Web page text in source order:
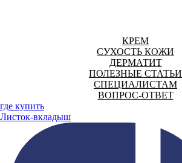
КРЕМ
СУХОСТЬ КОЖИ
ДЕРМАТИТ
ПОЛЕЗНЫЕ СТАТЬИ
СПЕЦИАЛИСТАМ
ВОПРОС-ОТВЕТ
где купить
Листок-вкладыш